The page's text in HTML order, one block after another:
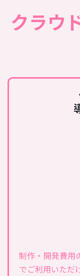
クラウ
制作・開発費用
でご利用いただ